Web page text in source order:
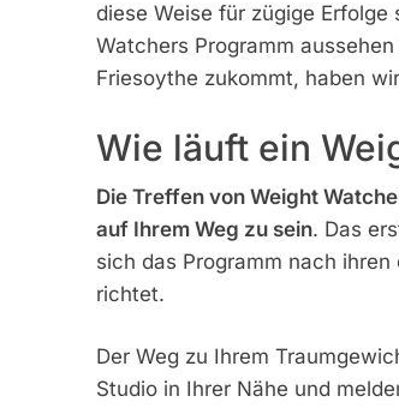
diese Weise für zügige
Watchers Programm
Friesoythe zukommt, haben
Wie läuft ein
Die Treffen von Weight
auf Ihrem Weg zu sein. Das
sich das Programm nach
richtet.
Der Weg zu Ihrem
Studio in Ihrer Nähe und